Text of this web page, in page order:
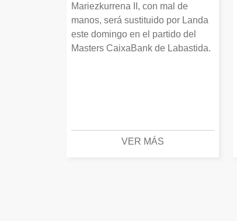
Mariezkurrena II, con mal de
manos, será sustituido por Landa
este domingo en el partido del
Masters CaixaBank de Labastida.
VER MÁS